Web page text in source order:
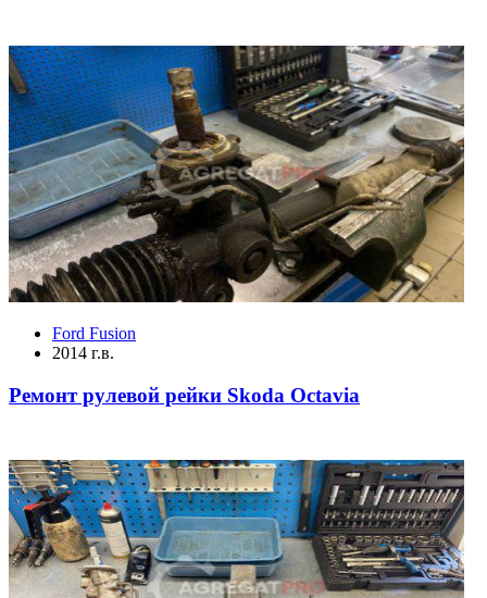
Ford Fusion
2014 г.в.
Ремонт рулевой рейки Skoda Octavia